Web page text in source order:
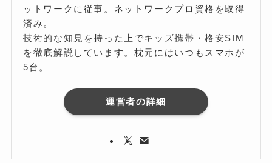
ットワークに従事。ネットワークプロ資格を取得
済み。
技術的な知見を持った上でキッズ携帯・格安SIM
を徹底解説しています。枕元にはいつもスマホが
5台。
運営者の詳細